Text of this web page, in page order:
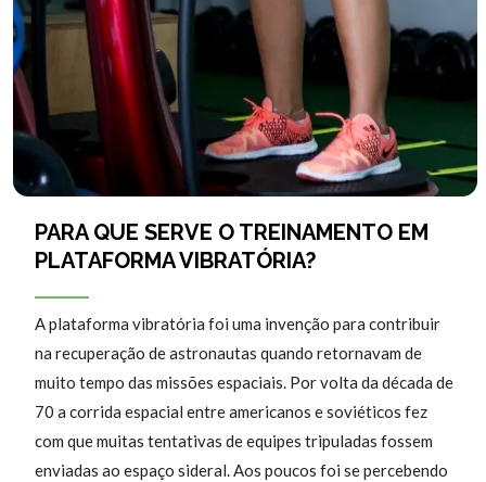
PARA QUE SERVE O TREINAMENTO EM
PLATAFORMA VIBRATÓRIA?
A plataforma vibratória foi uma invenção para contribuir
na recuperação de astronautas quando retornavam de
muito tempo das missões espaciais. Por volta da década de
70 a corrida espacial entre americanos e soviéticos fez
com que muitas tentativas de equipes tripuladas fossem
enviadas ao espaço sideral. Aos poucos foi se percebendo